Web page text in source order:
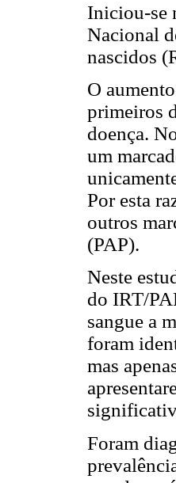
Iniciou-se
Nacional
nascidos
O
primeiros
doença.
um
Por esta
outros
(PAP).
Neste
do IRT/
sangue a
foram
mas
Foram